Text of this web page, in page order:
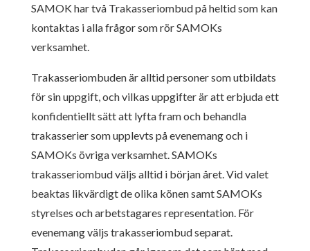
SAMOK har två Trakasseriombud på heltid som kan
kontaktas i alla frågor som rör SAMOKs
verksamhet.
Trakasseriombuden är alltid personer som utbildats
för sin uppgift, och vilkas uppgifter är att erbjuda ett
konfidentiellt sätt att lyfta fram och behandla
trakasserier som upplevts på evenemang och i
SAMOKs övriga verksamhet. SAMOKs
trakasseriombud väljs alltid i början året. Vid valet
beaktas likvärdigt de olika könen samt SAMOKs
styrelses och arbetstagares representation. För
evenemang väljs trakasseriombud separat.